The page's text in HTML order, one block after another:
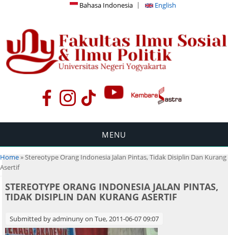
Bahasa Indonesia English
MENU
You are here
Home» Stereotype Orang Indonesia Jalan Pintas, Tidak Disiplin Dan Kurang
Asertif
STEREOTYPE ORANG INDONESIA JALAN PINTAS,
TIDAK DISIPLIN DAN KURANG ASERTIF
Submitted byadminunyon Tue, 2011-06-07 09:07